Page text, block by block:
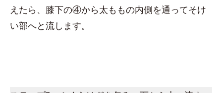
えたら、膝下の④から太ももの内側を通ってそけ
い部へと流します。